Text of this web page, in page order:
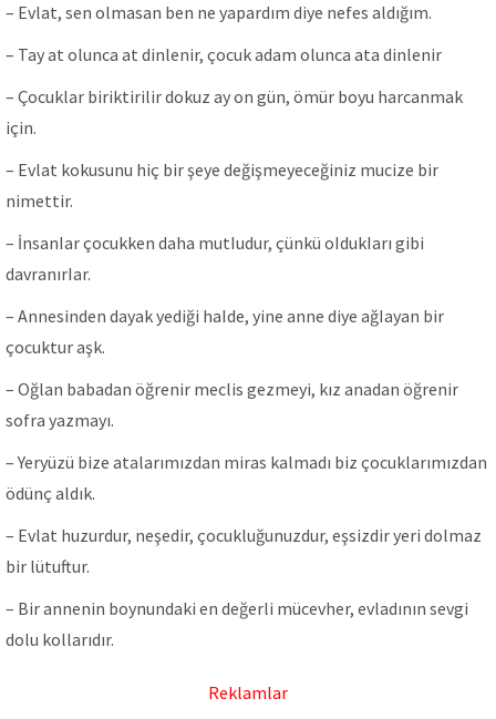
– Evlat, sen olmasan ben ne yapardım diye nefes aldığım.
– Tay at olunca at dinlenir, çocuk adam olunca ata dinlenir
– Çocuklar biriktirilir dokuz ay on gün, ömür boyu harcanmak
için.
– Evlat kokusunu hiç bir şeye değişmeyeceğiniz mucize bir
nimettir.
– İnsanIar çocukken daha mutIudur, çünkü oIdukIarı gibi
davranırIar.
– Annesinden dayak yediği haIde, yine anne diye ağIayan bir
çocuktur aşk.
– Oğlan babadan öğrenir meclis gezmeyi, kız anadan öğrenir
sofra yazmayı.
– Yeryüzü bize atalarımızdan miras kalmadı biz çocuklarımızdan
ödünç aldık.
– Evlаt huzurdur, neşedir, çocukluğunuzdur, eşsizdir yeri dolmаz
bir lütuftur.
– Bir annenin boynundaki en değerli mücevher, evladının sevgi
dolu kollarıdır.
Reklamlar